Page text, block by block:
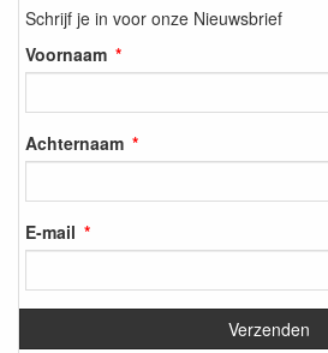
Schrijf je in voor onze Nieuwsbrief
Voornaam
Achternaam
E-mail